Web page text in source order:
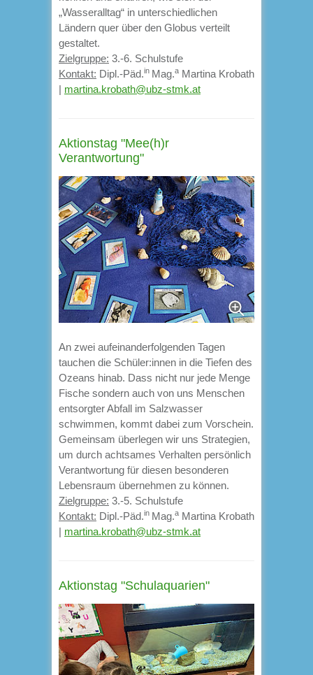
„Wasseralltag“ in unterschiedlichen
Ländern quer über den Globus verteilt
gestaltet.
Zielgruppe: 3.-6. Schulstufe
Kontakt: Dipl.-Päd.in Mag.a Martina Krobath
| martina.krobath@ubz-stmk.at
Aktionstag "Mee(h)r
Verantwortung"
An zwei aufeinanderfolgenden Tagen
tauchen die Schüler:innen in die Tiefen des
Ozeans hinab. Dass nicht nur jede Menge
Fische sondern auch von uns Menschen
entsorgter Abfall im Salzwasser
schwimmen, kommt dabei zum Vorschein.
Gemeinsam überlegen wir uns Strategien,
um durch achtsames Verhalten persönlich
Verantwortung für diesen besonderen
Lebensraum übernehmen zu können.
Zielgruppe: 3.-5. Schulstufe
Kontakt: Dipl.-Päd.in Mag.a Martina Krobath
| martina.krobath@ubz-stmk.at
Aktionstag "Schulaquarien"